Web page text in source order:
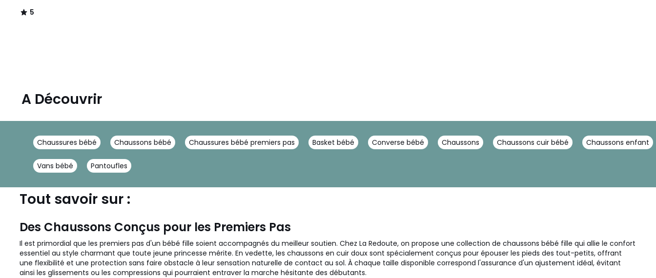
5
/
A Découvrir
Chaussures bébé Chaussons bébé Chaussures bébé premiers pas Basket bébé Converse bébé Chaussons Chaussons cuir bébé Chaussons enfant
Vans bébé Pantoufles
Tout savoir sur :
Des Chaussons Conçus pour les Premiers Pas
Il est primordial que les premiers pas d'un bébé fille soient accompagnés du meilleur soutien. Chez La Redoute, on propose une collection de chaussons bébé fille qui allie le confort
essentiel au style charmant que toute jeune princesse mérite. En vedette, les chaussons en cuir doux sont spécialement conçus pour épouser les pieds des tout-petits, offrant
une flexibilité et une protection sans faire obstacle à leur sensation naturelle de contact au sol. À chaque taille disponible correspond l'assurance d'un ajustement idéal, évitant
ainsi les glissements ou les compressions qui pourraient entraver la marche hésitante des débutants.